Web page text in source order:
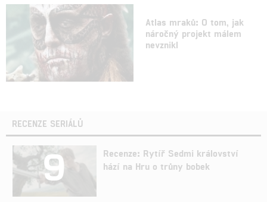
Atlas mraků: O tom, jak
náročný projekt málem
nevznikl
RECENZE SERIÁLŮ
9
Recenze: Rytíř Sedmi království
hází na Hru o trůny bobek